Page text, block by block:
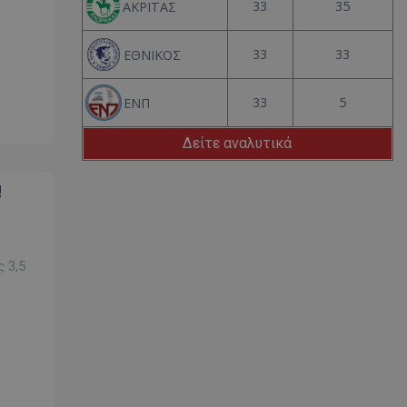
3,5
ΑΚΡΙΤΑΣ 33 35
ΕΘΝΙΚΟΣ 33 33
ΕΝΠ 33 5
Δείτε αναλυτικά